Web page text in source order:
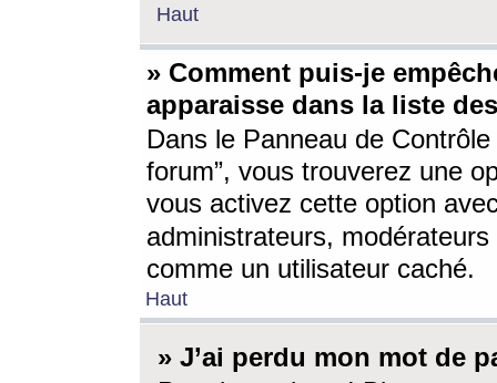
Haut
» Comment puis-je
apparaisse dans la liste
Dans le Panneau de
forum”, vous trouverez une
vous activez cette option
administrateurs,
comme un utilisateur caché.
Haut
» J’ai perdu mon mot de